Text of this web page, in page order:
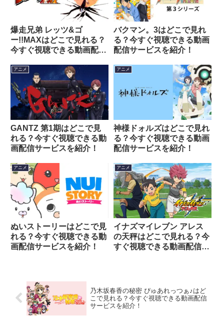
爆走兄弟 レッツ&ゴ
ー!!MAXはどこで見れる？
今すぐ視聴できる動画配信
バクマン。3はどこで見れ
る？今すぐ視聴できる動画
配信サービスを紹介！
アニメ
GANTZ 第1期はどこで見
れる？今すぐ視聴できる動
画配信サービスを紹介！
アニメ
神様ドォルズはどこで見れ
る？今すぐ視聴できる動画
配信サービスを紹介！
アニメ
ぬいストーリーはどこで見
れる？今すぐ視聴できる動
画配信サービスを紹介！
アニメ
イナズマイレブン アレス
の天秤はどこで見れる？今
すぐ視聴できる動画配信サ
乃木坂春香の秘密 ぴゅあれっつぁ♪はど
こで見れる？今すぐ視聴できる動画配信
サービスを紹介！